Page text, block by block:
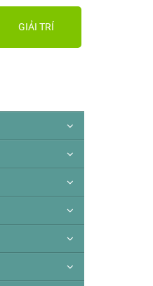
GIẢI TRÍ